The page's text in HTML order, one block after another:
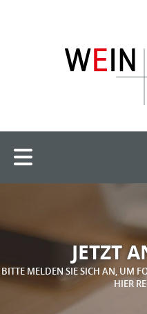
JETZT
BITTE MELDEN SIE SICH AN, UM
HIER